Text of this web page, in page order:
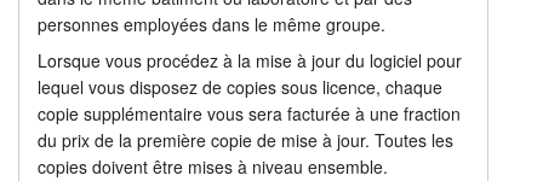
personnes employées dans le même groupe.
Lorsque vous procédez à la mise à jour du logiciel pour
lequel vous disposez de copies sous licence, chaque
copie supplémentaire vous sera facturée à une fraction
du prix de la première copie de mise à jour. Toutes les
copies doivent être mises à niveau ensemble.